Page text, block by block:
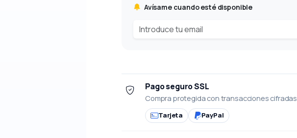
Avísame cuando esté disponible
Pago seguro SSL
Compra protegida con transacciones cifradas.
Tarjeta PayPal